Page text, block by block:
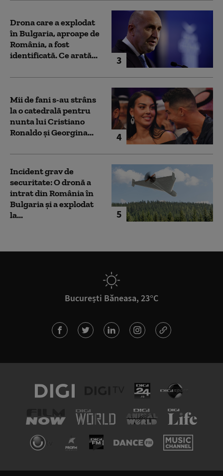
3
Drona care a explodat
în Bulgaria, aproape de
România, a fost
identificată. Ce arată...
4
Mii de fani s-au strâns
la o catedrală pentru
nunta lui Cristiano
Ronaldo şi Georgina...
5
Incident grav de
securitate: O dronă a
intrat din România în
Bulgaria şi a explodat
la...
București Băneasa, 23°C